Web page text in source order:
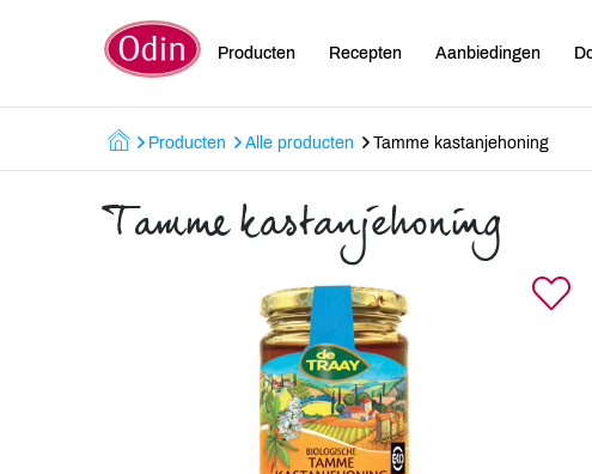
Producten Recepten Aanbiedingen
Producten Alle producten Tamme kastanjehoning
Tamme kastanjehoning